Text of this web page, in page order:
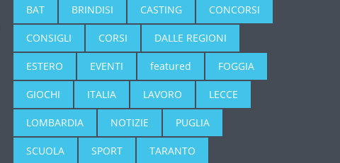
BAT BRINDISI CASTING CONCORSI
CONSIGLI CORSI DALLE REGIONI
ESTERO EVENTI featured FOGGIA
GIOCHI ITALIA LAVORO LECCE
LOMBARDIA NOTIZIE PUGLIA
SCUOLA SPORT TARANTO